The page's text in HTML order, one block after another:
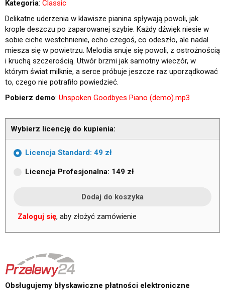
Kategoria: Classic
Delikatne uderzenia w klawisze pianina spływają powoli, jak
krople deszczu po zaparowanej szybie. Każdy dźwięk niesie w
sobie ciche westchnienie, echo czegoś, co odeszło, ale nadal
miesza się w powietrzu. Melodia snuje się powoli, z ostrożnością
i kruchą szczerością. Utwór brzmi jak samotny wieczór, w
którym świat milknie, a serce próbuje jeszcze raz uporządkować
to, czego nie potrafiło powiedzieć.
Pobierz demo: Unspoken Goodbyes Piano (demo).mp3
Wybierz licencję do kupienia:
Licencja Standard: 49 zł
Licencja Profesjonalna: 149 zł
Zaloguj się, aby złożyć zamówienie
Obsługujemy błyskawiczne płatności elektroniczne